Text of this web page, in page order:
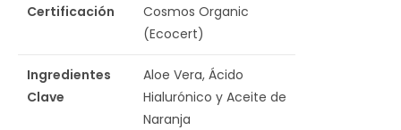
Certificación
Cosmos Organic
(Ecocert)
Ingredientes
Clave
Aloe Vera, Ácido
Hialurónico y Aceite de
Naranja